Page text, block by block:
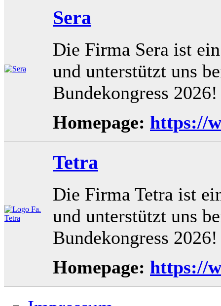
Sera
Die Firma Sera ist
und unterstützt uns
Bundekongress 2026!
Homepage: https://
Tetra
Die Firma Tetra ist
und unterstützt uns
Bundekongress 2026!
Homepage: https://